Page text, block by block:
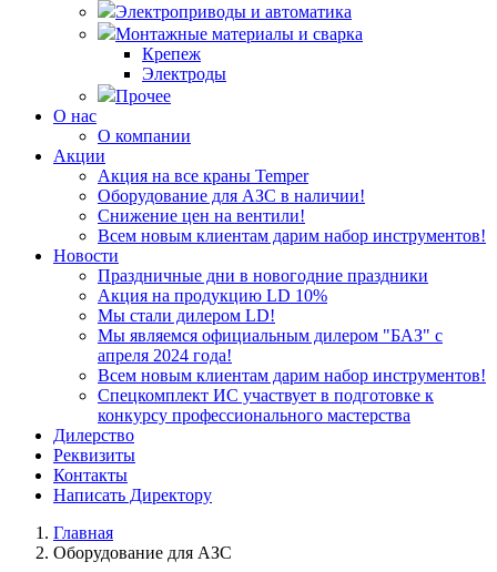
Электроприводы и автоматика
Монтажные материалы и сварка
Крепеж
Электроды
Прочее
О нас
О компании
Акции
Акция на все краны Temper
Оборудование для АЗС в наличии!
Снижение цен на вентили!
Всем новым клиентам дарим набор инструментов!
Новости
Праздничные дни в новогодние праздники
Акция на продукцию LD 10%
Мы стали дилером LD!
Мы являемся официальным дилером "БАЗ" с
апреля 2024 года!
Всем новым клиентам дарим набор инструментов!
Спецкомплект ИС участвует в подготовке к
конкурсу профессионального мастерства
Дилерство
Реквизиты
Контакты
Написать Директору
Главная
Оборудование для АЗС